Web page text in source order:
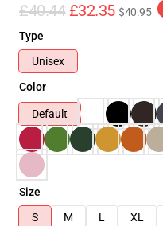
£40.44 £32.35 $40.95
Type
Unisex
Color
Default
Size
S
M L XL